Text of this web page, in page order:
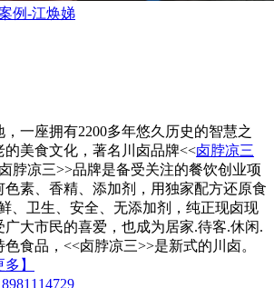
例-江焕娣
一座拥有2200多年悠久历史的智慧之
美食文化，著名川卤品牌<<卤脖凉三
脖凉三>>品牌是备受关注的餐饮创业项
色素、香精、添加剂，用独家配方还原食
、卫生、安全、无添加剂，纯正现卤现
大市民的喜爱，也成为居家.待客.休闲.
食品，<<卤脖凉三>>是新式的川卤。
多】